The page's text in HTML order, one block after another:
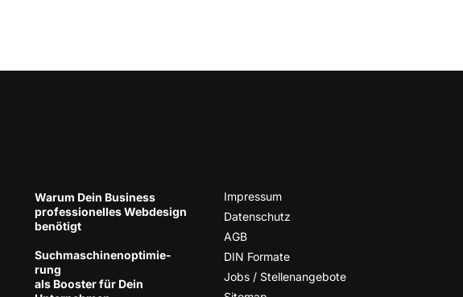
War­um Dein Business
pro­fes­sio­nel­les Web­de­sign
benötigt
Such­ma­schi­nen­op­ti­mie­
rung
als Boos­ter für Dein
Impres­sum
Daten­schutz
AGB
DIN For­ma­te
Jobs / Stellenangebote